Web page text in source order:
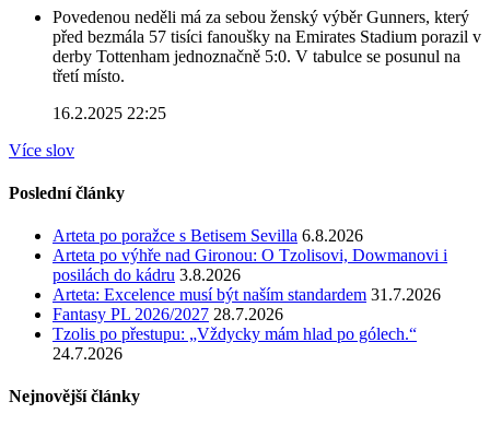
Povedenou neděli má za sebou ženský výběr Gunners, který
před bezmála 57 tisíci fanoušky na Emirates Stadium porazil v
derby Tottenham jednoznačně 5:0. V tabulce se posunul na
třetí místo.
16.2.2025 22:25
Více slov
Poslední články
Arteta po poražce s Betisem Sevilla 6.8.2026
Arteta po výhře nad Gironou: O Tzolisovi, Dowmanovi i
posilách do kádru 3.8.2026
Arteta: Excelence musí být naším standardem 31.7.2026
Fantasy PL 2026/2027 28.7.2026
Tzolis po přestupu: „Vždycky mám hlad po gólech.“
24.7.2026
Nejnovější články